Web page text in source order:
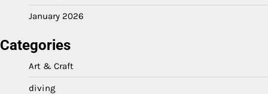
January 2026
Categories
Art & Craft
diving